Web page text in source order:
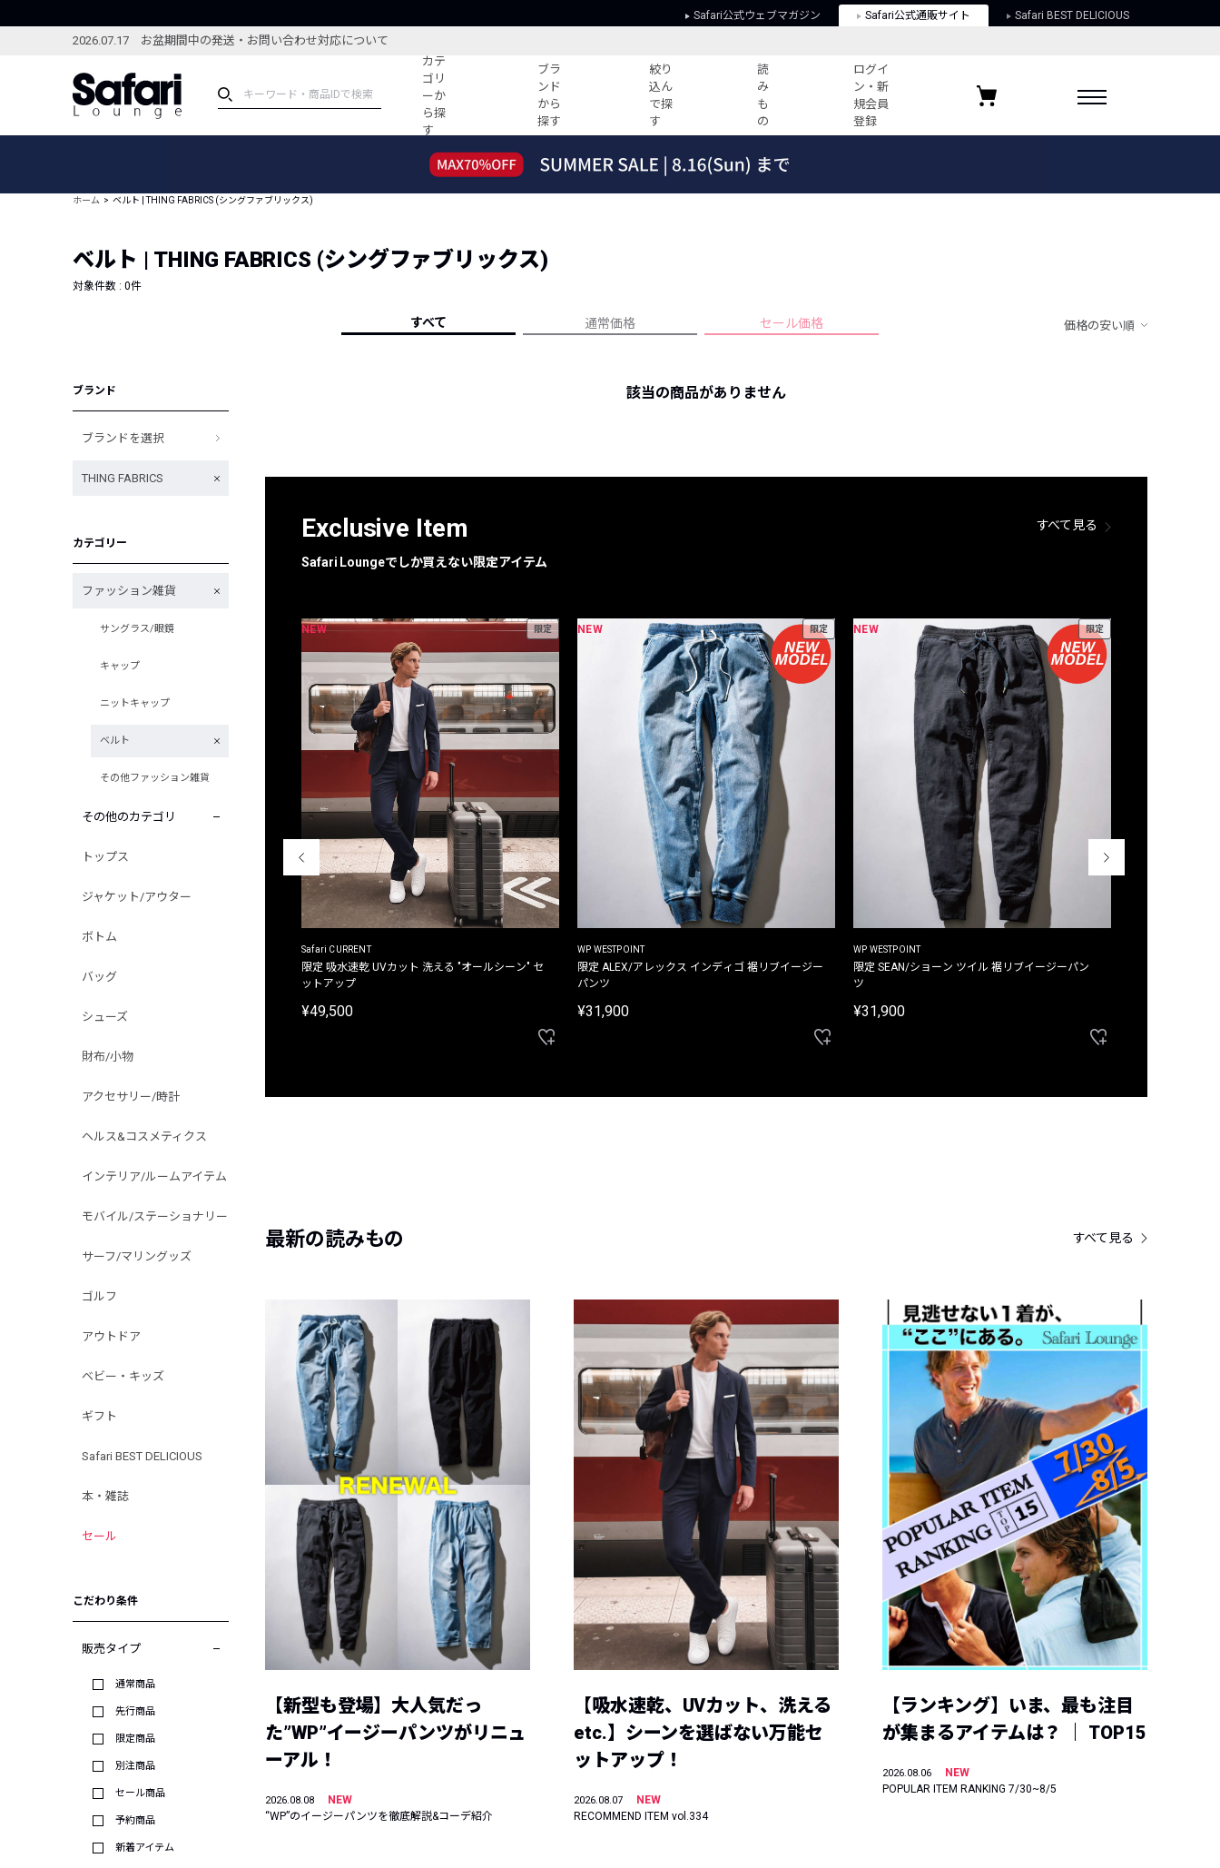
Safari公式ウェブマガジン Safari公式通販サイト Safari BEST DELICIOUS
2026.07.17 お盆期間中の発送・お問い合わせ対応について
カテ
ゴリ
ーか
ら探
す
ブラ
ンド
から
探す
絞り
込ん
で探
す
読
み
も
の
ログイ
ン・新
規会員
登録
ブランドから探す
新着アイテム
編集部のおすすめアイテム
特集記事
コーディネート
すべての記事
ーデ紹介
HOTなコーデ TOP20
人気記事ランキング
フォーカスブランド
プライバシーポリシー
お気に入りブランド
ホーム ベルト | THING FABRICS (シングファブリックス)
ベルト | THING FABRICS (シングファブリックス)
対象件数 : 0件
すべて 通常価格 セール価格 価格の安い順
ブランド
ブランドを選択
THING FABRICS
カテゴリー
ファッション雑貨
サングラス/眼鏡
キャップ
ニットキャップ
ベルト
その他ファッション雑貨
その他のカテゴリ
トップス
ジャケット/アウター
ボトム
バッグ
シューズ
財布/小物
アクセサリー/時計
ヘルス&コスメティクス
インテリア/ルームアイテム
モバイル/ステーショナリー
サーフ/マリングッズ
ゴルフ
アウトドア
ベビー・キッズ
ギフト
Safari BEST DELICIOUS
本・雑誌
セール
こだわり条件
販売タイプ
通常商品
先行商品
限定商品
別注商品
セール商品
予約商品
新着アイテム
該当の商品がありません
Exclusive Item
Safari Loungeでしか買えない限定アイテム
すべて見る
NEW 限定
Safari CURRENT
限定 吸水速乾 UVカット 洗える "オールシーン" セ
ットアップ
¥49,500
NEW 限定
WP WESTPOINT
限定 ALEX/アレックス インディゴ 裾リブイージー
パンツ
¥31,900
NEW 限定
WP WESTPOINT
限定 SEAN/ショーン ツイル 裾リブイージーパン
ツ
¥31,900
最新の読みもの すべて見る
【新型も登場】大人気だっ
た”WP”イージーパンツがリニュ
ーアル！
2026.08.08
NEW
“WP”のイージーパンツを徹底解説&コーデ紹介
【吸水速乾、UVカット、洗える
etc.】シーンを選ばない万能セ
ットアップ！
2026.08.07
NEW
RECOMMEND ITEM vol.334
【ランキング】いま、最も注目
が集まるアイテムは？ ｜ TOP15
2026.08.06
NEW
POPULAR ITEM RANKING 7/30~8/5